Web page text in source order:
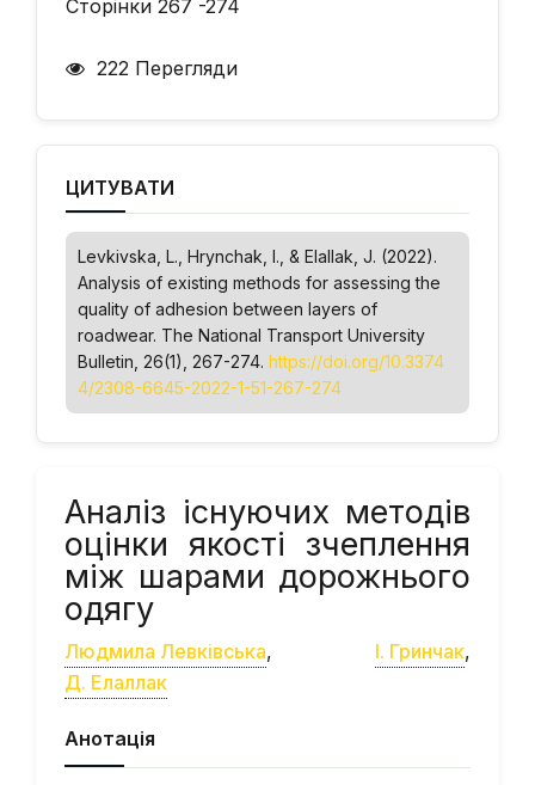
Сторінки 267 -274
222 Перегляди
ЦИТУВАТИ
Levkivska, L., Hrynchak, І., & Elallak, J. (2022).
Analysis of existing methods for assessing the
quality of adhesion between layers of
roadwear. The National Transport University
Bulletin , 26(1), 267-274. https://doi.org/10.3374
4/2308-6645-2022-1-51-267-274
Аналіз існуючих методів
оцінки якості зчеплення
між шарами дорожнього
одягу
Людмила Левківська, І. Гринчак,
Д. Елаллак
Анотація